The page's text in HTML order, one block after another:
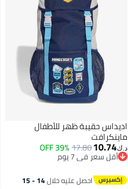
اديداس حقيبة ظهر للأطفال
ماينكرافت
د.ك‏10.74
17.80
39% OFF
أقل سعر في 7 يوم
أقل سعر في 7 يوم
احصل عليه خلال 14 - 15